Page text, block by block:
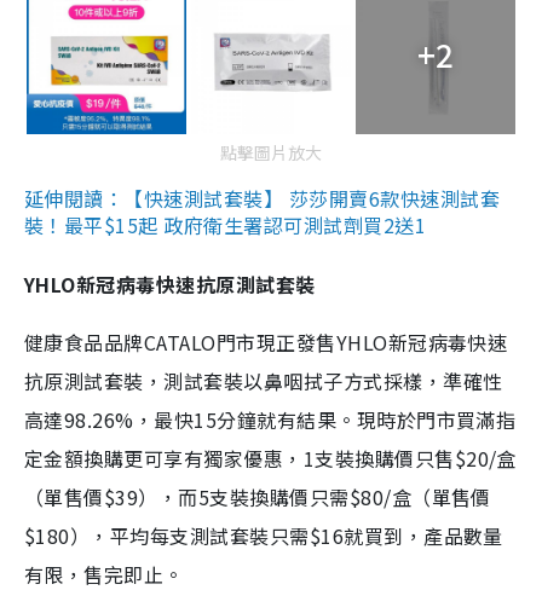
+2
點擊圖片放大
延伸閱讀：【快速測試套裝】 莎莎開賣6款快速測試套
裝！最平$15起 政府衛生署認可測試劑買2送1
YHLO新冠病毒快速抗原測試套裝
健康食品品牌CATALO門市現正發售YHLO新冠病毒快速
抗原測試套裝，測試套裝以鼻咽拭子方式採樣，準確性
高達98.26%，最快15分鐘就有結果。現時於門市買滿指
定金額換購更可享有獨家優惠，1支裝換購價只售$20/盒
（單售價$39），而5支裝換購價只需$80/盒（單售價
$180），平均每支測試套裝只需$16就買到，產品數量
有限，售完即止。